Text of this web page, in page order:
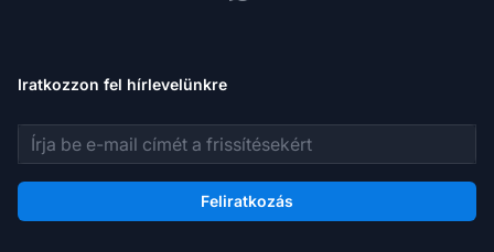
Iratkozzon fel hírlevelünkre
E-mail cím
Feliratkozás